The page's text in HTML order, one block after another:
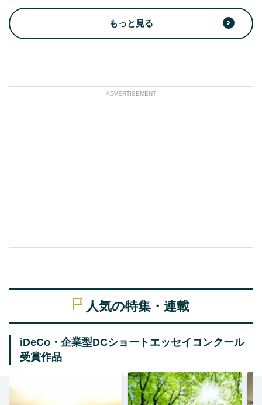
もっと見る
ADVERTISEMENT
人気の特集・連載
iDeCo・企業型DCショートエッセイコンクール
受賞作品